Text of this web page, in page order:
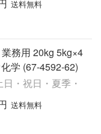
送料無料
務用 20kg 5kg×4
袋 東濃バイオ化学 (67-4592-62)
・祝日・夏季・
送料無料